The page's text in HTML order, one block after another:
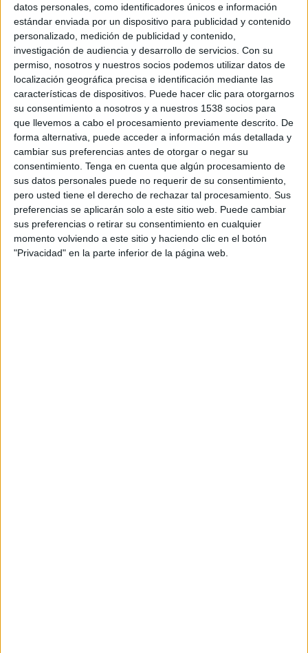
datos personales, como identificadores únicos e información
estándar enviada por un dispositivo para publicidad y contenido
personalizado, medición de publicidad y contenido,
investigación de audiencia y desarrollo de servicios. Con su
permiso, nosotros y nuestros socios podemos utilizar datos de
localización geográfica precisa e identificación mediante las
características de dispositivos. Puede hacer clic para otorgarnos
su consentimiento a nosotros y a nuestros 1538 socios para
que llevemos a cabo el procesamiento previamente descrito. De
forma alternativa, puede acceder a información más detallada y
cambiar sus preferencias antes de otorgar o negar su
consentimiento. Tenga en cuenta que algún procesamiento de
sus datos personales puede no requerir de su consentimiento,
pero usted tiene el derecho de rechazar tal procesamiento. Sus
preferencias se aplicarán solo a este sitio web. Puede cambiar
sus preferencias o retirar su consentimiento en cualquier
momento volviendo a este sitio y haciendo clic en el botón
"Privacidad" en la parte inferior de la página web.
"El principal maldecap són les comandes amb
els proveïdors", admet. Si ja els costa baixar fins
a Beget -és una carretera de corbes estreta-, si
no els respons a la trucada, sovint han
d'"endevinar" on els han deixat els paquets, si a